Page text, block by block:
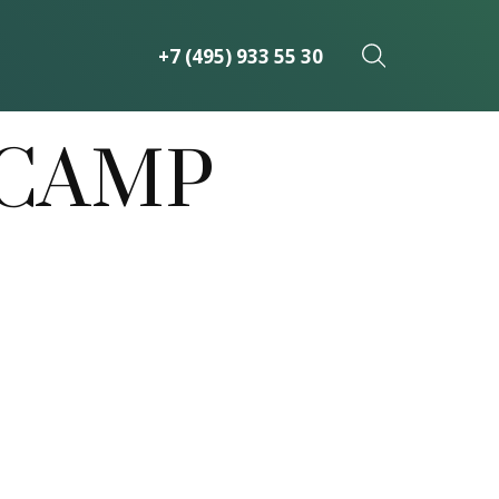
+7 (495) 933 55 30